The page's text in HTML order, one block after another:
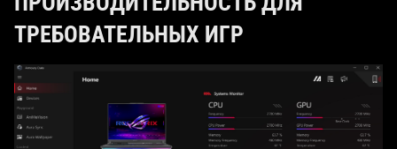
ТРЕБОВАТЕЛЬНЫХ ИГР